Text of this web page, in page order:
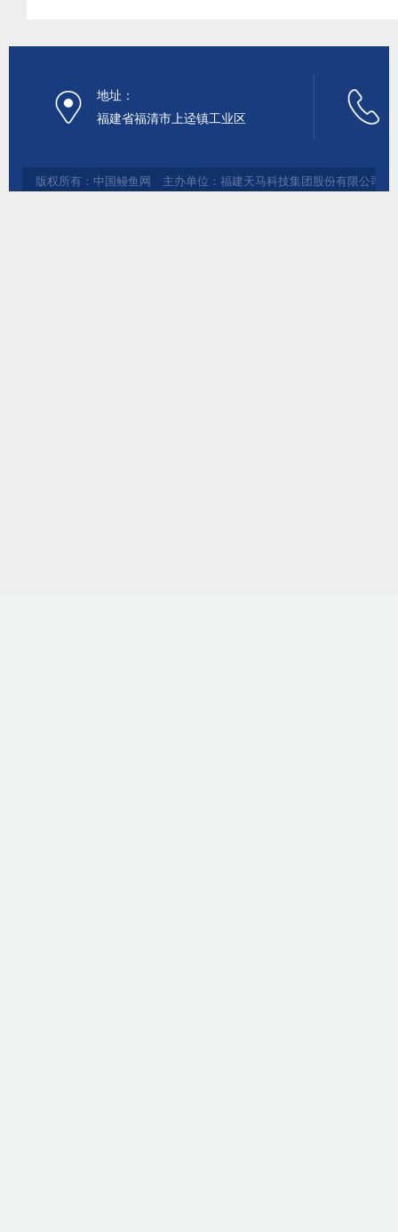
地址：
福建省福清市上迳镇工业区
版权所有：中国鳗鱼网 主办单位：福建天马科技集团股份有限公司